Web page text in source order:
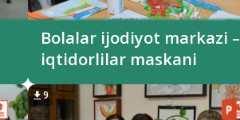
Bolalar ijodiyot markazi –
iqtidorlilar maskani
9